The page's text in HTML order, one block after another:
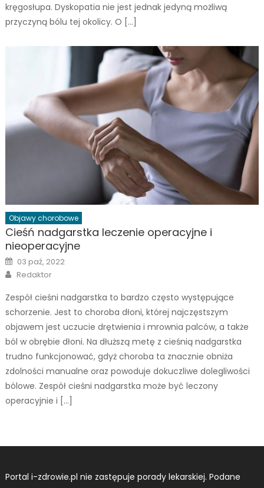
kręgosłupa. Dyskopatia nie jest jednak jedyną możliwą
przyczyną bólu tej okolicy. O […]
Objawy chorobowe
Cieśń nadgarstka leczenie operacyjne i
nieoperacyjne
Posted
on
03 paź, 2022
Author
Redaktor
Zespół cieśni nadgarstka to bardzo często występujące
schorzenie. Jest to choroba dłoni, której najczęstszym
objawem jest uczucie drętwienia i mrownia palców, a także
ból w obrębie dłoni. Na dłuższą metę z cieśnią nadgarstka
trudno funkcjonować, gdyż choroba ta znacznie obniża
zdolności manualne oraz powoduje dokuczliwe dolegliwości
bólowe. Zespół cieśni nadgarstka może być leczony
operacyjnie i […]
Portal i-zdrowie.pl nie zastępuje porady lekarskiej. Podane